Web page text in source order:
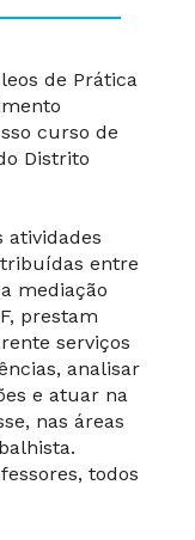
de Prática
curso de
Distrito
atividades
entre
mediação
prestam
serviços
analisar
e atuar na
nas áreas
todos